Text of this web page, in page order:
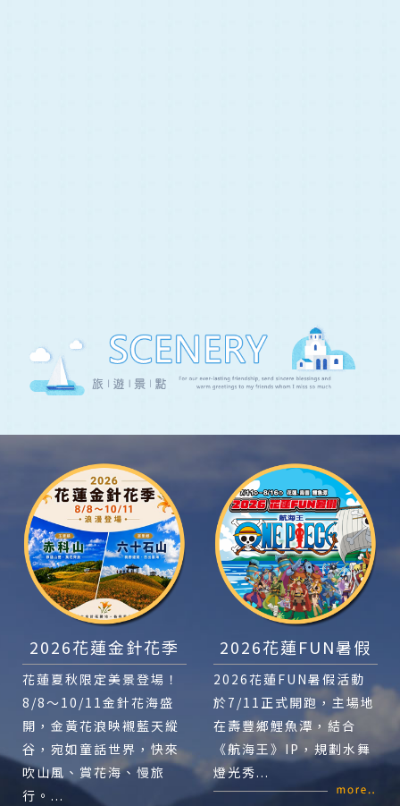
2026花蓮金針花季
花蓮夏秋限定美景登場！
8/8～10/11金針花海盛
開，金黃花浪映襯藍天縱
谷，宛如童話世界，快來
吹山風、賞花海、慢旅
行。...
2026花蓮FUN暑假
2026花蓮FUN暑假活動
於7/11正式開跑，主場地
在壽豐鄉鯉魚潭，結合
《航海王》IP，規劃水舞
燈光秀...